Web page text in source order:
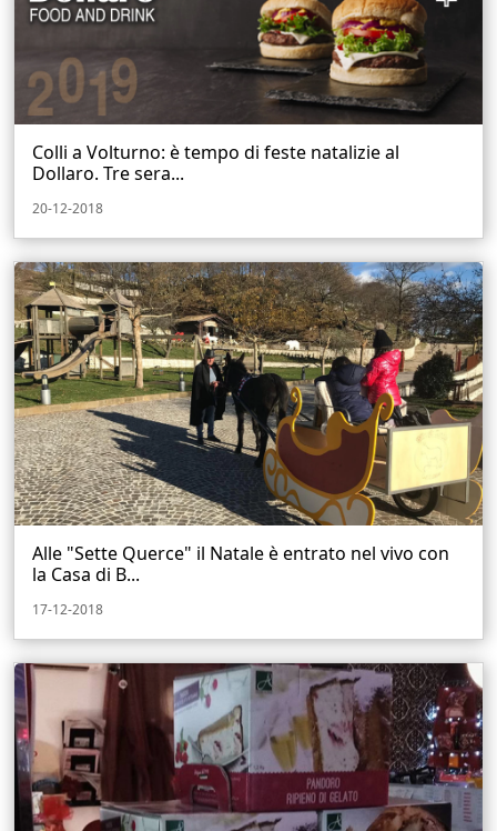
Colli a Volturno: è tempo di feste natalizie al
Dollaro. Tre sera...
20-12-2018
Alle "Sette Querce" il Natale è entrato nel vivo con
la Casa di B...
17-12-2018